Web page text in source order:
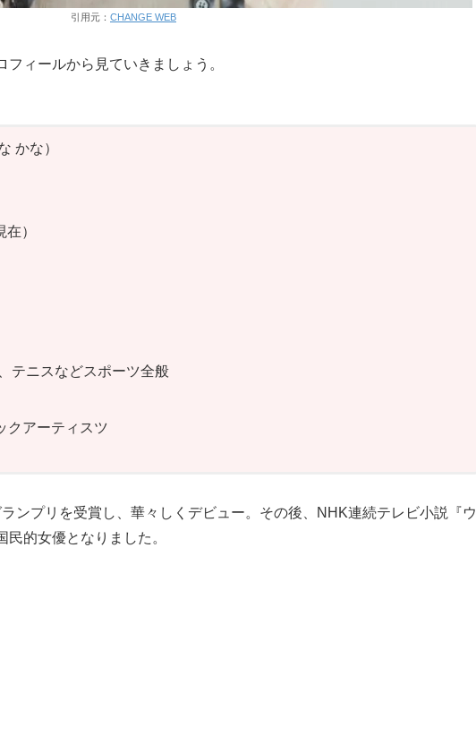
引用元： CHANGE WEB
ィールから見ていきましょう。
かな）
）
ニスなどスポーツ全般
アーティスツ
ンプリを受賞し、華々しくデビュー。その後、NHK連続テレビ小説『ウ
的女優となりました。